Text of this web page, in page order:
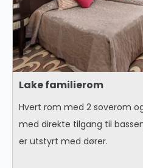
Lake familierom
Hvert rom med 2 soverom
med direkte tilgang til
er utstyrt med dører.